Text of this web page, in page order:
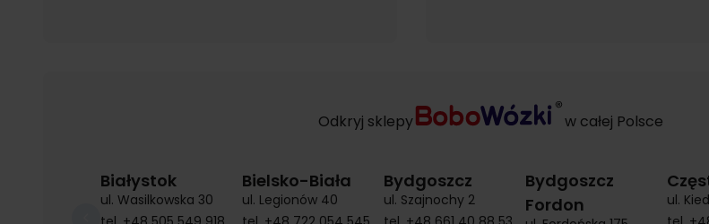
Odkryj sklepy w całej Polsce
Białystok
ul. Wasilkowska 30
Bielsko-Biała
ul. Legionów 40
Bydgoszcz
ul. Szajnochy 2
Bydgoszcz
Fordon
ul.